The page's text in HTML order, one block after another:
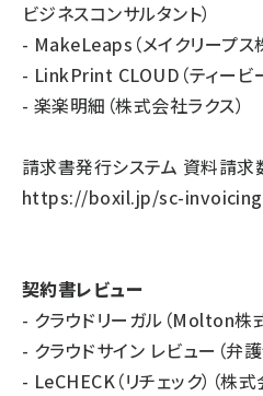
ビジネスコンサルタント）
- MakeLeaps（メイクリープス
- LinkPrint CLOUD（ティービ
- 楽楽明細（株式会社ラクス）
請求書発行システム 資料請求
https://boxil.jp/sc-
契約書レビュー
- クラウドリーガル（Molton株
- クラウドサイン レビュー（弁
- LeCHECK（リチェック）（株式